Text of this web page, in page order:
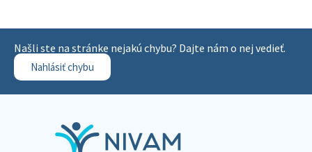
Našli ste na stránke nejakú chybu? Dajte nám o nej vedieť.
Nahlásiť chybu